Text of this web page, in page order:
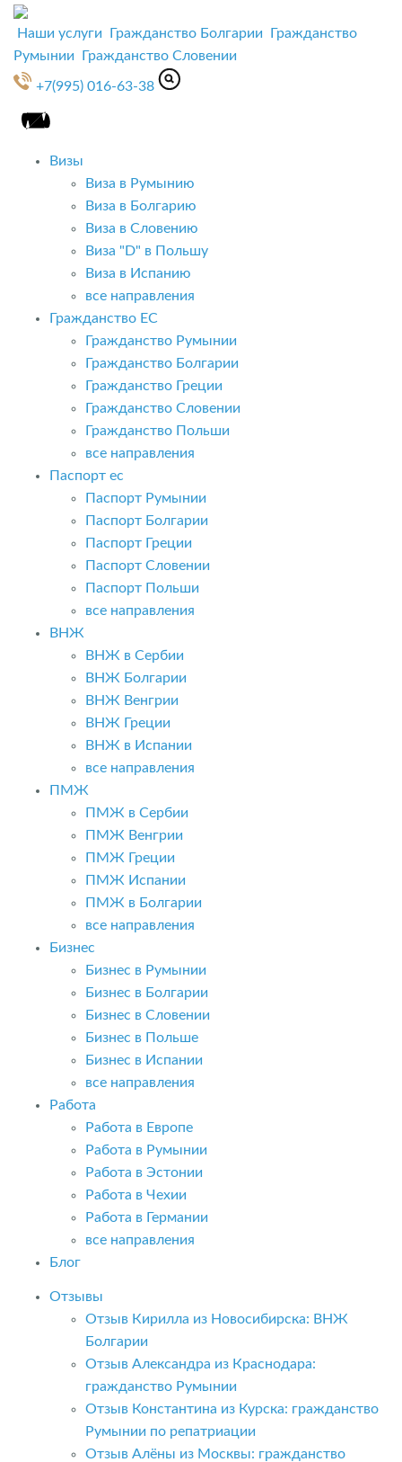
Наши услуги Гражданство Болгарии
Гражданство
Румынии
Гражданство Словении
+7(995) 016-63-38
Визы
Виза в Румынию
Виза в Болгарию
Виза в Словению
Виза "D" в Польшу
Виза в Испанию
все направления
Гражданство ЕС
Гражданство Румынии
Гражданство Болгарии
Гражданство Греции
Гражданство Словении
Гражданство Польши
все направления
Паспорт ес
Паспорт Румынии
Паспорт Болгарии
Паспорт Греции
Паспорт Словении
Паспорт Польши
все направления
ВНЖ
ВНЖ в Сербии
ВНЖ Болгарии
ВНЖ Венгрии
ВНЖ Греции
ВНЖ в Испании
все направления
ПМЖ
ПМЖ в Сербии
ПМЖ Венгрии
ПМЖ Греции
ПМЖ Испании
ПМЖ в Болгарии
все направления
Бизнес
Бизнес в Румынии
Бизнес в Болгарии
Бизнес в Словении
Бизнес в Польше
Бизнес в Испании
все направления
Работа
Работа в Европе
Работа в Румынии
Работа в Эстонии
Работа в Чехии
Работа в Германии
все направления
Блог
Отзывы
Отзыв Кирилла из Новосибирска: ВНЖ
Болгарии
Отзыв Александра из Краснодара:
гражданство Румынии
Отзыв Константина из Курска: гражданство
Румынии по репатриации
Отзыв Алёны из Москвы: гражданство